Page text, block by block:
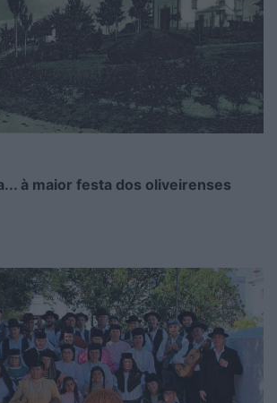
à maior festa dos oliveirenses